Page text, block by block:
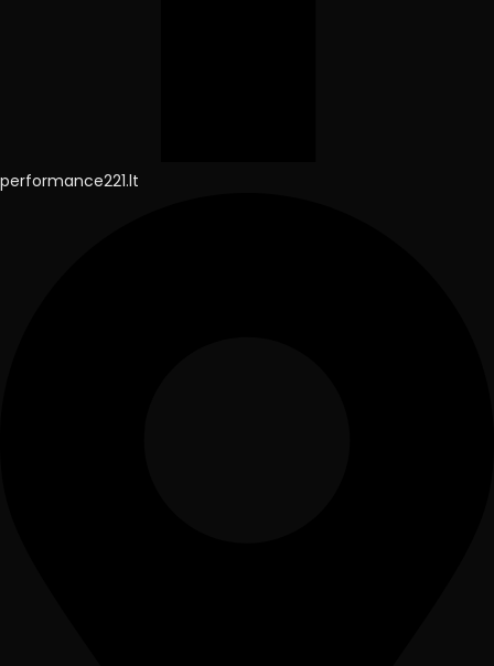
performance221.lt